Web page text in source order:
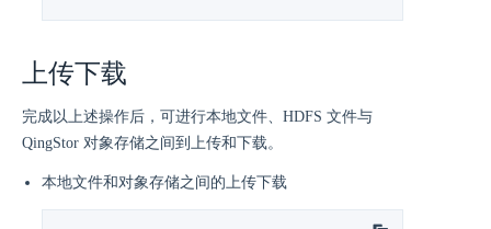
上传下载
完成以上述操作后，可进行本地文件、HDFS 文件与
QingStor 对象存储之间到上传和下载。
本地文件和对象存储之间的上传下载